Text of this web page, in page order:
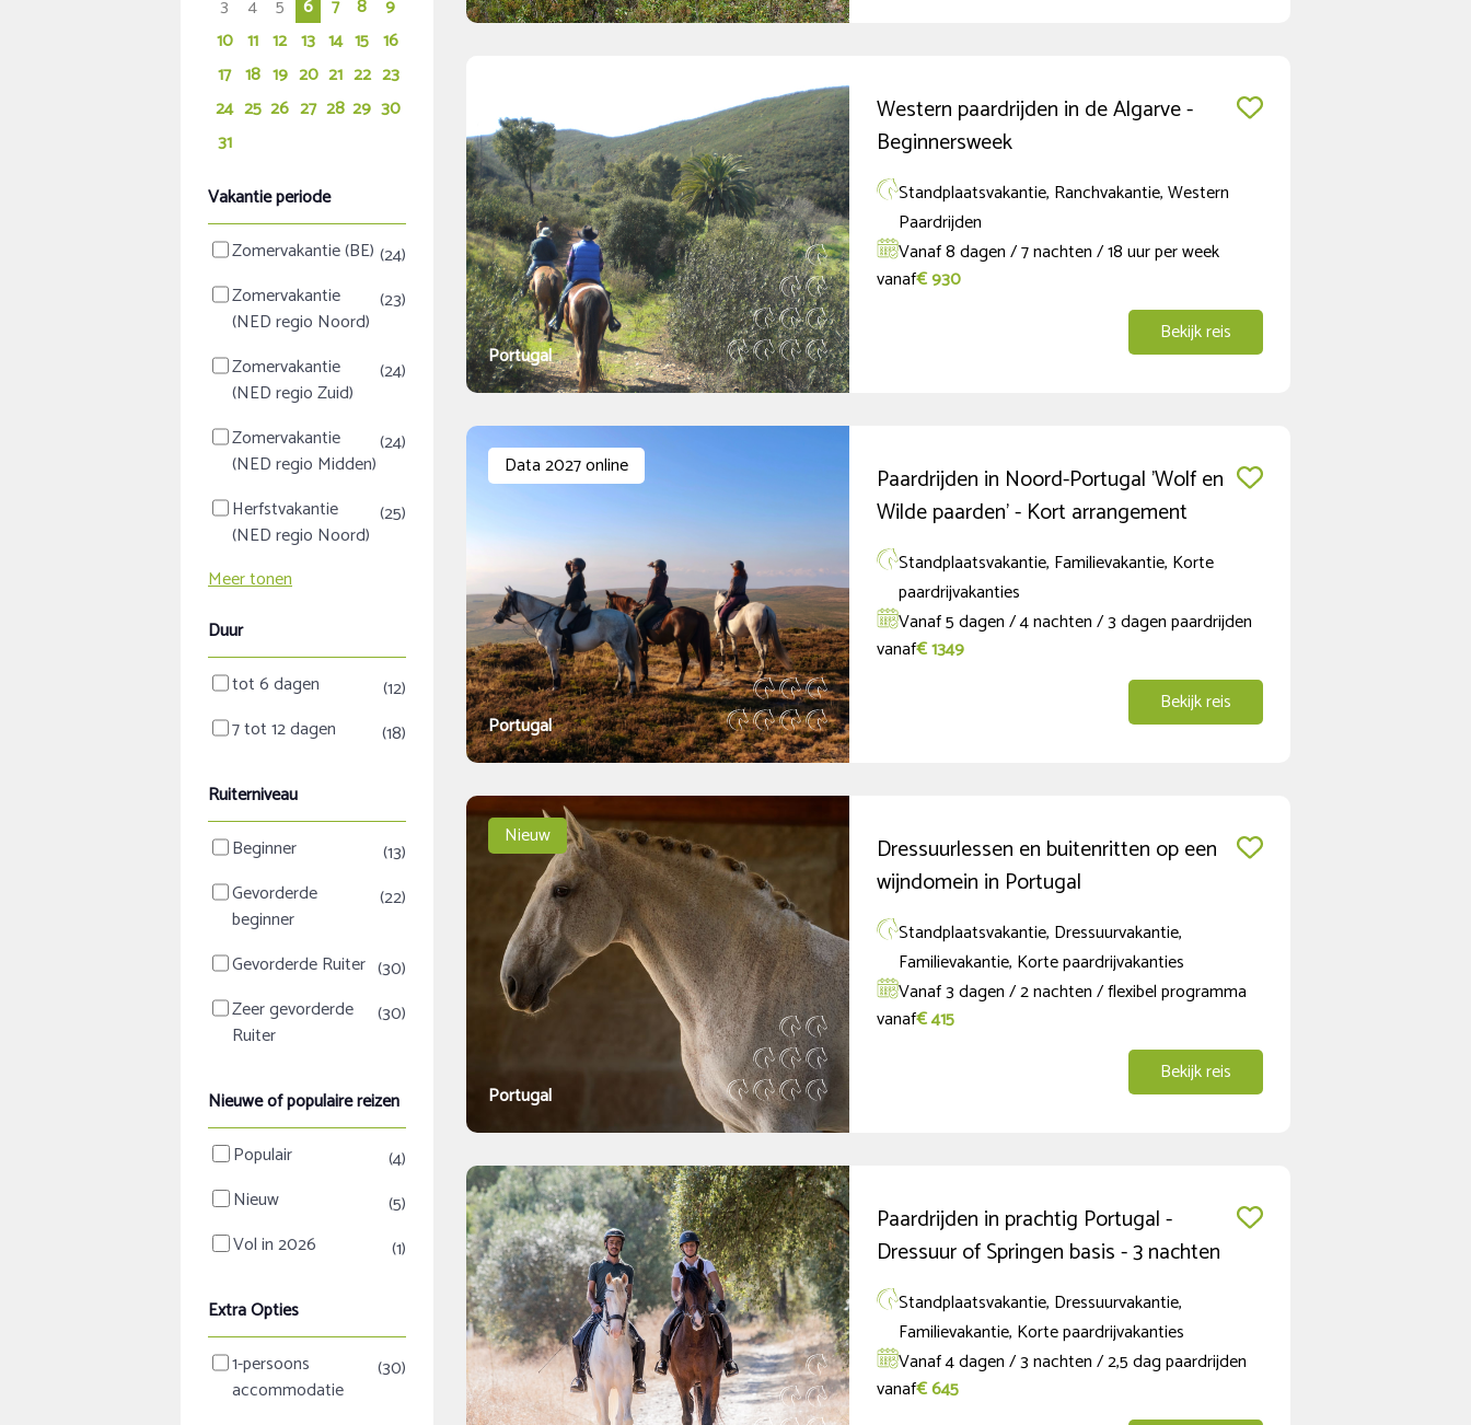
Duur
tot 6 dagen
(12)
7 tot 12 dagen
(18)
3
4 5 6 7 8
9
10 11 12 13 14 15 16
17 18 19 20 21 22 23
24 25 26 27 28 29 30
31
Vakantie periode
Zomervakantie (BE) (24)
Zomervakantie
(NED regio Noord)
(23)
Zomervakantie
(NED regio Zuid)
(24)
Zomervakantie
(NED regio Midden)
(24)
Herfstvakantie
(NED regio Noord)
(25)
Meer tonen
Nieuwe of populaire reizen
Populair
(4)
Nieuw
(5)
Vol in 2026
(1)
Ruiterniveau
Beginner
(13)
Gevorderde
beginner
(22)
Gevorderde Ruiter (30)
Zeer gevorderde
Ruiter
(30)
Extra Opties
1-persoons
accommodatie
(30)
Portugal
Western paardrijden in de Algarve -
Beginnersweek
Standplaatsvakantie, Ranchvakantie, Western
Paardrijden
Vanaf 8 dagen / 7 nachten / 18 uur per week
vanaf€ 930
Bekijk reis
Data 2027 online
Portugal
Paardrijden in Noord-Portugal 'Wolf en
Wilde paarden' - Kort arrangement
Standplaatsvakantie, Familievakantie, Korte
paardrijvakanties
Vanaf 5 dagen / 4 nachten / 3 dagen paardrijden
vanaf€ 1349
Bekijk reis
Nieuw
Portugal
Dressuurlessen en buitenritten op een
wijndomein in Portugal
Standplaatsvakantie, Dressuurvakantie,
Familievakantie, Korte paardrijvakanties
Vanaf 3 dagen / 2 nachten / flexibel programma
vanaf€ 415
Bekijk reis
Paardrijden in prachtig Portugal -
Dressuur of Springen basis - 3 nachten
Standplaatsvakantie, Dressuurvakantie,
Familievakantie, Korte paardrijvakanties
Vanaf 4 dagen / 3 nachten / 2,5 dag paardrijden
vanaf€ 645